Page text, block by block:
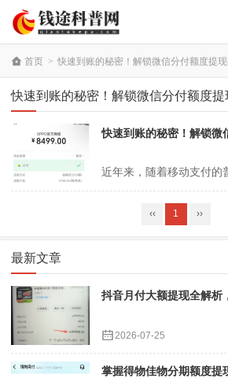
首页 > 快速到账的秘密！解锁微信分付额度提
快速到账的秘密！解锁微信分付额度提
快速到账的秘密！解锁微
‹‹ 1 ››
最新文章
抖音月付大额提现全解析
2026-07-25
掌握得物佳物分期额度提